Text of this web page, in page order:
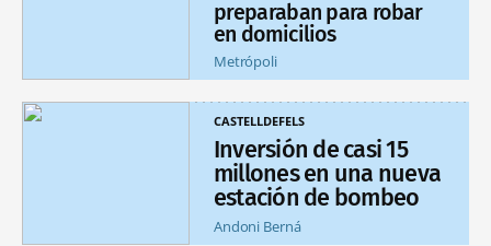
preparaban para robar
en domicilios
Metrópoli
CASTELLDEFELS
Inversión de casi 15
millones en una nueva
estación de bombeo
Andoni Berná